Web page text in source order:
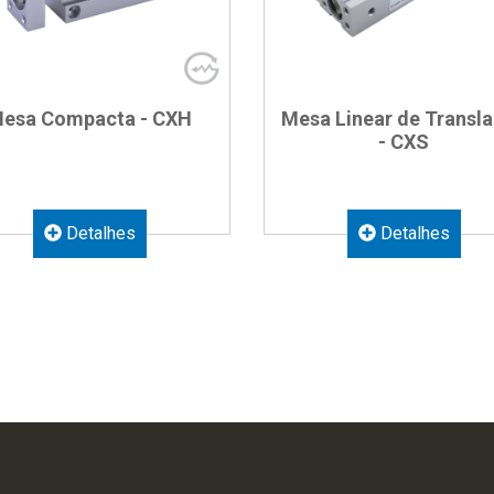
Compacta - CXH
Detalhes
Mesa Linear de
- CXS
Detalhes